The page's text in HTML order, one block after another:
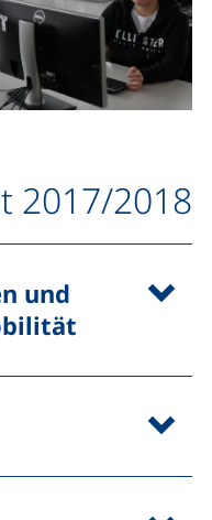
2017/2018
und